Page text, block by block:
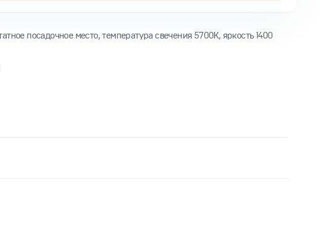
посадочное место, температура свечения 5700K, яркость 1400